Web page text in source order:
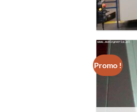
Promo !